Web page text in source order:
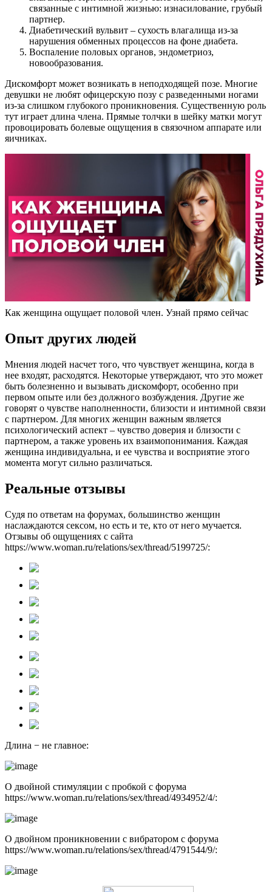
связанные с интимной жизнью: изнасилование, грубый
партнер.
Диабетический вульвит – сухость влагалища из-за
нарушения обменных процессов на фоне диабета.
Воспаление половых органов, эндометриоз,
новообразования.
Дискомфорт может возникать в неподходящей позе. Многие
девушки не любят офицерскую позу с разведенными ногами
из-за слишком глубокого проникновения. Существенную роль
тут играет длина члена. Прямые толчки в шейку матки могут
провоцировать болевые ощущения в связочном аппарате или
яичниках.
Как женщина ощущает половой член. Узнай прямо сейчас
Опыт других людей
Мнения людей насчет того, что чувствует женщина, когда в
нее входят, расходятся. Некоторые утверждают, что это может
быть болезненно и вызывать дискомфорт, особенно при
первом опыте или без должного возбуждения. Другие же
говорят о чувстве наполненности, близости и интимной связи
с партнером. Для многих женщин важным является
психологический аспект – чувство доверия и близости с
партнером, а также уровень их взаимопонимания. Каждая
женщина индивидуальна, и ее чувства и восприятие этого
момента могут сильно различаться.
Реальные отзывы
Судя по ответам на форумах, большинство женщин
наслаждаются сексом, но есть и те, кто от него мучается.
Отзывы об ощущениях с сайта
https://www.woman.ru/relations/sex/thread/5199725/:
Длина − не главное:
О двойной стимуляции с пробкой с форума
https://www.woman.ru/relations/sex/thread/4934952/4/:
О двойном проникновении с вибратором с форума
https://www.woman.ru/relations/sex/thread/4791544/9/: